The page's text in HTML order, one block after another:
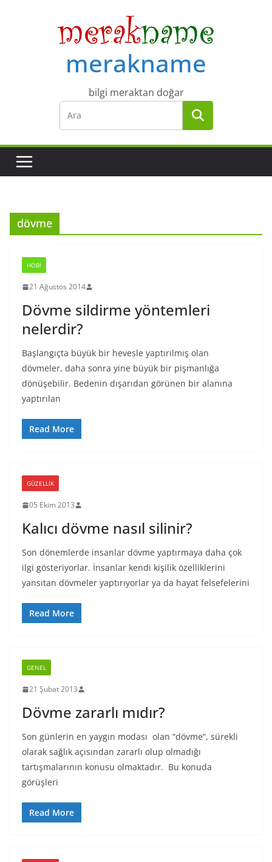
merakname
bilgi meraktan doğar
dövme
HOBI
21 Ağustos 2014
Dövme sildirme yöntemleri
nelerdir?
Başlangıçta büyük bir hevesle yaptırılmış olan
dövmeler, daha sonra yine büyük bir pişmanlığa
dönüşebilir. Bedenin dışarıdan görünen bir alanına
yaptırılan
Read More
GÜZELLIK
05 Ekim 2013
Kalıcı dövme nasıl silinir?
Son dönemlerde insanlar dövme yaptırmaya daha çok
ilgi gösteriyorlar. İnsanlar kendi kişilik özelliklerini
yansıtan dövmeler yaptırıyorlar ya da hayat felsefelerini
Read More
GENEL
21 Şubat 2013
Dövme zararlı mıdır?
Son günlerin en yaygın modası olan “dövme“, sürekli
olarak sağlık açısından zararlı olup olmadığı
tartışmalarının konusu olmaktadır. Bu konuda
görüşleri
Read More